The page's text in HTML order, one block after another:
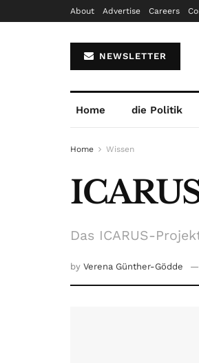
About Advertise Careers
NEWSLETTER
Home die Politik
Home Wissen
Das ICARUS-
by Verena Günther-Gödde